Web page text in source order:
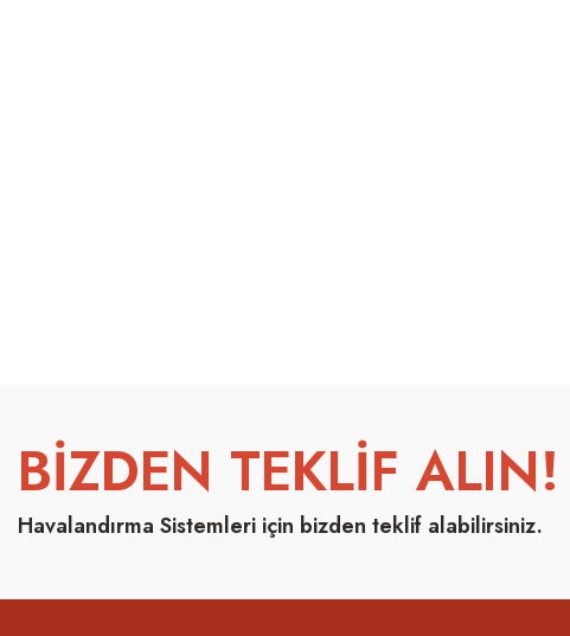
BİZDEN TEKLİF ALIN!
Havalandırma Sistemleri için bizden teklif alabilirsiniz.